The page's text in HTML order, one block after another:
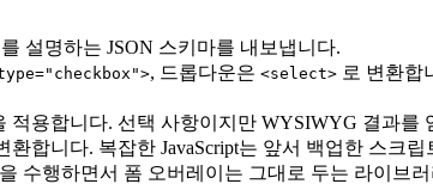
설명하는 JSON 스키마를 내보냅니다.
, 드롭다운은 <select> 로 변환합
적용합니다. 선택 사항이지만 WYSIWYG 결과를
환합니다. 복잡한 JavaScript는 앞서 백업한 스크
수행하면서 폼 오버레이는 그대로 두는 라이브